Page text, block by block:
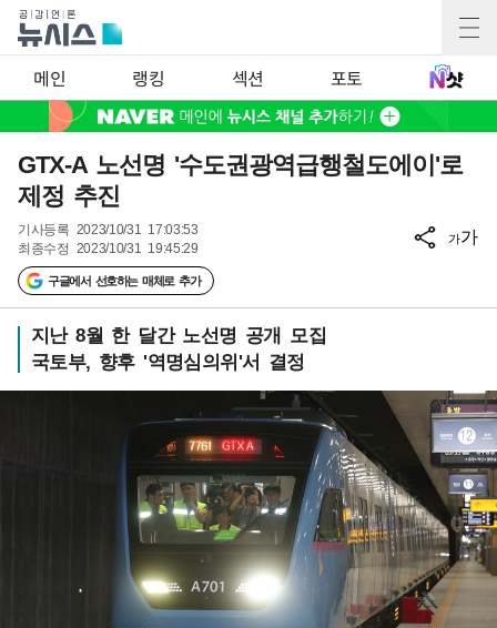
메인 랭킹 섹션 포토
GTX-A 노선명 '수도권광역급행철도에이'로
제정 추진
기사등록 2023/10/31 17:03:53
최종수정 2023/10/31 19:45:29
구글에서 선호하는 매체로 추가
가가
지난 8월 한 달간 노선명 공개 모집
국토부, 향후 '역명심의위'서 결정